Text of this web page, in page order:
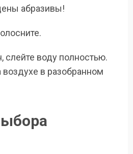
абразивы!
слейте воду полностью.
в разобранном